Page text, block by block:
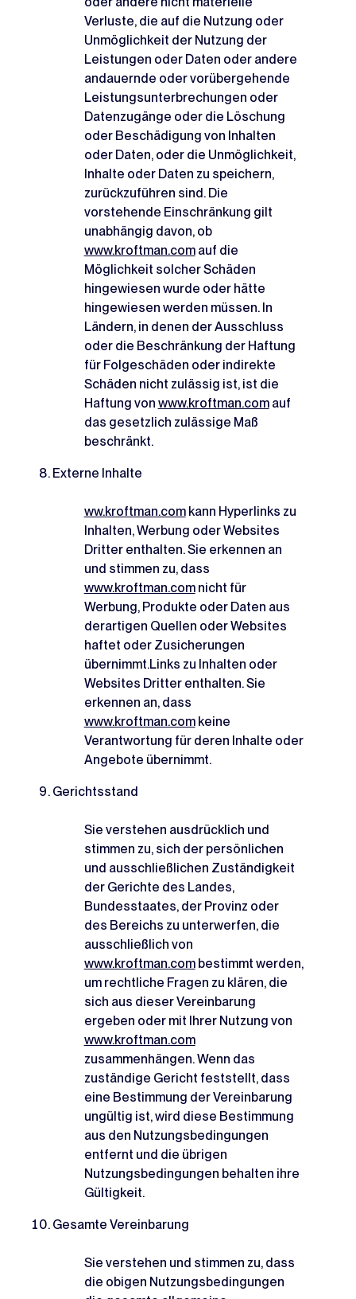
Verluste, die auf die Nutzung oder
Unmöglichkeit der Nutzung der
Leistungen oder Daten oder andere
andauernde oder vorübergehende
Leistungsunterbrechungen oder
Datenzugänge oder die Löschung
oder Beschädigung von Inhalten
oder Daten, oder die Unmöglichkeit,
Inhalte oder Daten zu speichern,
zurückzuführen sind. Die
vorstehende Einschränkung gilt
unabhängig davon, ob
www.kroftman.comauf die
Möglichkeit solcher Schäden
hingewiesen wurde oder hätte
hingewiesen werden müssen. In
Ländern, in denen der Ausschluss
oder die Beschränkung der Haftung
für Folgeschäden oder indirekte
Schäden nicht zulässig ist, ist die
Haftung von www.kroftman.comauf
das gesetzlich zulässige Maß
beschränkt.
Externe Inhalte
ww.kroftman.comkann Hyperlinks zu
Inhalten, Werbung oder Websites
Dritter enthalten. Sie erkennen an
und stimmen zu, dass
www.kroftman.comnicht für
Werbung, Produkte oder Daten aus
derartigen Quellen oder Websites
haftet oder Zusicherungen
übernimmt.Links zu Inhalten oder
Websites Dritter enthalten. Sie
erkennen an, dass
www.kroftman.comkeine
Verantwortung für deren Inhalte oder
Angebote übernimmt.
Gerichtsstand
Sie verstehen ausdrücklich und
stimmen zu, sich der persönlichen
und ausschließlichen Zuständigkeit
der Gerichte des Landes,
Bundesstaates, der Provinz oder
des Bereichs zu unterwerfen, die
ausschließlich von
www.kroftman.combestimmt werden,
um rechtliche Fragen zu klären, die
sich aus dieser Vereinbarung
ergeben oder mit Ihrer Nutzung von
www.kroftman.com
zusammenhängen. Wenn das
zuständige Gericht feststellt, dass
eine Bestimmung der Vereinbarung
ungültig ist, wird diese Bestimmung
aus den Nutzungsbedingungen
entfernt und die übrigen
Nutzungsbedingungen behalten ihre
Gültigkeit.
Gesamte Vereinbarung
Sie verstehen und stimmen zu, dass
die obigen Nutzungsbedingungen